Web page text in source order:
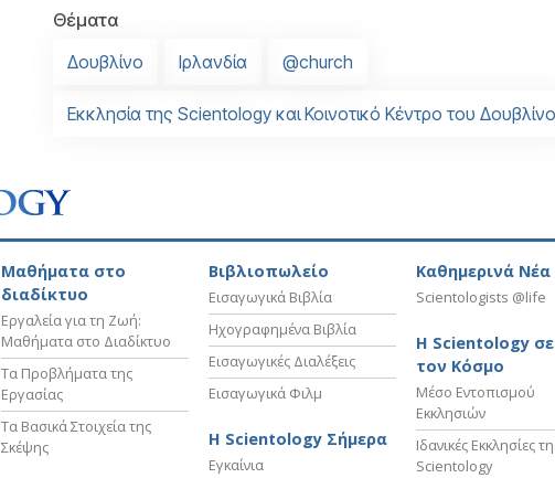
Θέματα
Δουβλίνο
Ιρλανδία @church
Εκκλησία της Scientology και Κοινοτικό Κέντρο του
Μαθήματα στο
διαδίκτυο
Εργαλεία για τη Ζωή:
Μαθήματα στο Διαδίκτυο
Τα Προβλήματα της
Εργασίας
Τα Βασικά Στοιχεία της
Σκέψης
Βιβλιοπωλείο
Εισαγωγικά Βιβλία
Ηχογραφημένα Βιβλία
Εισαγωγικές Διαλέξεις
Εισαγωγικά Φιλμ
Η Scientology Σήμερα
Εγκαίνια
Καθημερινά Νέα
Scientologists @life
Η Scientology
τον Κόσμο
Μέσο Εντοπισμού
Εκκλησιών
Ιδανικές Εκκλησίες
Scientology